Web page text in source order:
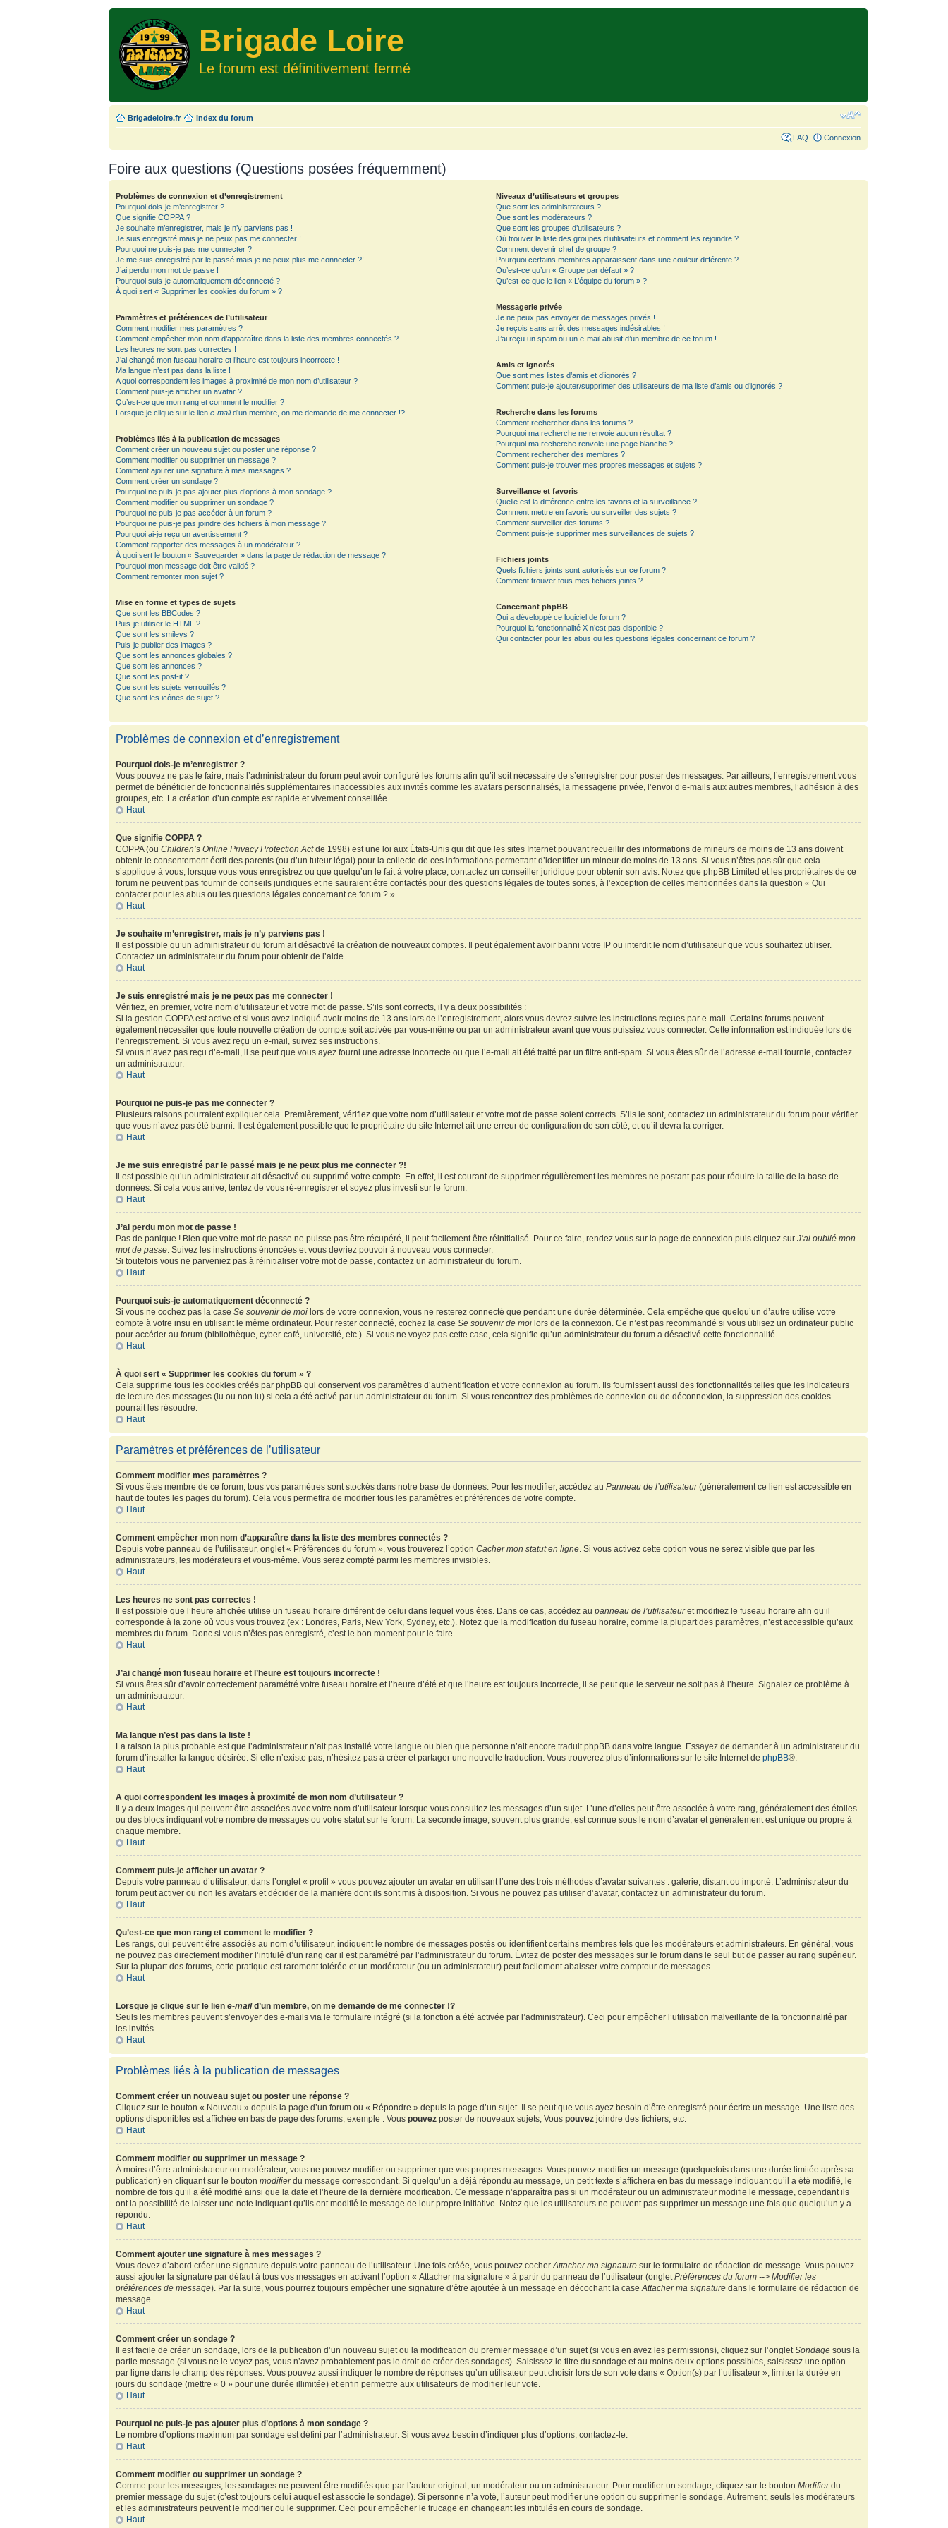
Brigade Loire
Le forum est définitivement fermé
Brigadeloire.fr Index du forum
FAQ Connexion
Foire aux questions (Questions posées fréquemment)
Problèmes de connexion et d’enregistrement
Pourquoi dois-je m’enregistrer ?
Que signifie COPPA ?
Je souhaite m’enregistrer, mais je n’y parviens pas !
Je suis enregistré mais je ne peux pas me connecter !
Pourquoi ne puis-je pas me connecter ?
Je me suis enregistré par le passé mais je ne peux plus me connecter ?!
J’ai perdu mon mot de passe !
Pourquoi suis-je automatiquement déconnecté ?
À quoi sert « Supprimer les cookies du forum » ?
Paramètres et préférences de l’utilisateur
Comment modifier mes paramètres ?
Comment empêcher mon nom d’apparaître dans la liste des membres connectés ?
Les heures ne sont pas correctes !
J’ai changé mon fuseau horaire et l’heure est toujours incorrecte !
Ma langue n’est pas dans la liste !
A quoi correspondent les images à proximité de mon nom d’utilisateur ?
Comment puis-je afficher un avatar ?
Qu’est-ce que mon rang et comment le modifier ?
Lorsque je clique sur le liene-maild’un membre, on me demande de me connecter !?
Problèmes liés à la publication de messages
Comment créer un nouveau sujet ou poster une réponse ?
Comment modifier ou supprimer un message ?
Comment ajouter une signature à mes messages ?
Comment créer un sondage ?
Pourquoi ne puis-je pas ajouter plus d’options à mon sondage ?
Comment modifier ou supprimer un sondage ?
Pourquoi ne puis-je pas accéder à un forum ?
Pourquoi ne puis-je pas joindre des fichiers à mon message ?
Pourquoi ai-je reçu un avertissement ?
Comment rapporter des messages à un modérateur ?
À quoi sert le bouton « Sauvegarder » dans la page de rédaction de message ?
Pourquoi mon message doit être validé ?
Comment remonter mon sujet ?
Mise en forme et types de sujets
Que sont les BBCodes ?
Puis-je utiliser le HTML ?
Que sont les smileys ?
Puis-je publier des images ?
Que sont les annonces globales ?
Que sont les annonces ?
Que sont les post-it ?
Que sont les sujets verrouillés ?
Que sont les icônes de sujet ?
Niveaux d’utilisateurs et groupes
Que sont les administrateurs ?
Que sont les modérateurs ?
Que sont les groupes d’utilisateurs ?
Où trouver la liste des groupes d’utilisateurs et comment les rejoindre ?
Comment devenir chef de groupe ?
Pourquoi certains membres apparaissent dans une couleur différente ?
Qu’est-ce qu’un « Groupe par défaut » ?
Qu’est-ce que le lien « L’équipe du forum » ?
Messagerie privée
Je ne peux pas envoyer de messages privés !
Je reçois sans arrêt des messages indésirables !
J’ai reçu un spam ou un e-mail abusif d’un membre de ce forum !
Amis et ignorés
Que sont mes listes d’amis et d’ignorés ?
Comment puis-je ajouter/supprimer des utilisateurs de ma liste d’amis ou d’ignorés ?
Recherche dans les forums
Comment rechercher dans les forums ?
Pourquoi ma recherche ne renvoie aucun résultat ?
Pourquoi ma recherche renvoie une page blanche ?!
Comment rechercher des membres ?
Comment puis-je trouver mes propres messages et sujets ?
Surveillance et favoris
Quelle est la différence entre les favoris et la surveillance ?
Comment mettre en favoris ou surveiller des sujets ?
Comment surveiller des forums ?
Comment puis-je supprimer mes surveillances de sujets ?
Fichiers joints
Quels fichiers joints sont autorisés sur ce forum ?
Comment trouver tous mes fichiers joints ?
Concernant phpBB
Qui a développé ce logiciel de forum ?
Pourquoi la fonctionnalité X n’est pas disponible ?
Qui contacter pour les abus ou les questions légales concernant ce forum ?
Problèmes de connexion et d’enregistrement
Pourquoi dois-je m’enregistrer ?
Vous pouvez ne pas le faire, mais l’administrateur du forum peut avoir configuré les forums afin qu’il soit nécessaire de s’enregistrer pour poster des messages. Par ailleurs, l’enregistrement vous
permet de bénéficier de fonctionnalités supplémentaires inaccessibles aux invités comme les avatars personnalisés, la messagerie privée, l’envoi d’e-mails aux autres membres, l’adhésion à des
groupes, etc. La création d’un compte est rapide et vivement conseillée.
Haut
Que signifie COPPA ?
COPPA (ouChildren’s Online Privacy Protection Actde 1998) est une loi aux États-Unis qui dit que les sites Internet pouvant recueillir des informations de mineurs de moins de 13 ans doivent
obtenir le consentement écrit des parents (ou d’un tuteur légal) pour la collecte de ces informations permettant d’identifier un mineur de moins de 13 ans. Si vous n’êtes pas sûr que cela
s’applique à vous, lorsque vous vous enregistrez ou que quelqu’un le fait à votre place, contactez un conseiller juridique pour obtenir son avis. Notez que phpBB Limited et les propriétaires de ce
forum ne peuvent pas fournir de conseils juridiques et ne sauraient être contactés pour des questions légales de toutes sortes, à l’exception de celles mentionnées dans la question « Qui
contacter pour les abus ou les questions légales concernant ce forum ? ».
Haut
Je souhaite m’enregistrer, mais je n’y parviens pas !
Il est possible qu’un administrateur du forum ait désactivé la création de nouveaux comptes. Il peut également avoir banni votre IP ou interdit le nom d’utilisateur que vous souhaitez utiliser.
Contactez un administrateur du forum pour obtenir de l’aide.
Haut
Je suis enregistré mais je ne peux pas me connecter !
Vérifiez, en premier, votre nom d’utilisateur et votre mot de passe. S’ils sont corrects, il y a deux possibilités :
Si la gestion COPPA est active et si vous avez indiqué avoir moins de 13 ans lors de l’enregistrement, alors vous devrez suivre les instructions reçues par e-mail. Certains forums peuvent
également nécessiter que toute nouvelle création de compte soit activée par vous-même ou par un administrateur avant que vous puissiez vous connecter. Cette information est indiquée lors de
l’enregistrement. Si vous avez reçu un e-mail, suivez ses instructions.
Si vous n’avez pas reçu d’e-mail, il se peut que vous ayez fourni une adresse incorrecte ou que l’e-mail ait été traité par un filtre anti-spam. Si vous êtes sûr de l’adresse e-mail fournie, contactez
un administrateur.
Haut
Pourquoi ne puis-je pas me connecter ?
Plusieurs raisons pourraient expliquer cela. Premièrement, vérifiez que votre nom d’utilisateur et votre mot de passe soient corrects. S’ils le sont, contactez un administrateur du forum pour vérifier
que vous n’avez pas été banni. Il est également possible que le propriétaire du site Internet ait une erreur de configuration de son côté, et qu’il devra la corriger.
Haut
Je me suis enregistré par le passé mais je ne peux plus me connecter ?!
Il est possible qu’un administrateur ait désactivé ou supprimé votre compte. En effet, il est courant de supprimer régulièrement les membres ne postant pas pour réduire la taille de la base de
données. Si cela vous arrive, tentez de vous ré-enregistrer et soyez plus investi sur le forum.
Haut
J’ai perdu mon mot de passe !
Pas de panique ! Bien que votre mot de passe ne puisse pas être récupéré, il peut facilement être réinitialisé. Pour ce faire, rendez vous sur la page de connexion puis cliquez surJ’ai oublié mon
mot de passe. Suivez les instructions énoncées et vous devriez pouvoir à nouveau vous connecter.
Si toutefois vous ne parveniez pas à réinitialiser votre mot de passe, contactez un administrateur du forum.
Haut
Pourquoi suis-je automatiquement déconnecté ?
Si vous ne cochez pas la caseSe souvenir de moi lors de votre connexion, vous ne resterez connecté que pendant une durée déterminée. Cela empêche que quelqu’un d’autre utilise votre
compte à votre insu en utilisant le même ordinateur. Pour rester connecté, cochez la caseSe souvenir de moi lors de la connexion. Ce n’est pas recommandé si vous utilisez un ordinateur public
pour accéder au forum (bibliothèque, cyber-café, université, etc.). Si vous ne voyez pas cette case, cela signifie qu’un administrateur du forum a désactivé cette fonctionnalité.
Haut
À quoi sert « Supprimer les cookies du forum » ?
Cela supprime tous les cookies créés par phpBB qui conservent vos paramètres d’authentification et votre connexion au forum. Ils fournissent aussi des fonctionnalités telles que les indicateurs
de lecture des messages (lu ou non lu) si cela a été activé par un administrateur du forum. Si vous rencontrez des problèmes de connexion ou de déconnexion, la suppression des cookies
pourrait les résoudre.
Haut
Paramètres et préférences de l’utilisateur
Comment modifier mes paramètres ?
Si vous êtes membre de ce forum, tous vos paramètres sont stockés dans notre base de données. Pour les modifier, accédez auPanneau de l’utilisateur(généralement ce lien est accessible en
haut de toutes les pages du forum). Cela vous permettra de modifier tous les paramètres et préférences de votre compte.
Haut
Comment empêcher mon nom d’apparaître dans la liste des membres connectés ?
Depuis votre panneau de l’utilisateur, onglet « Préférences du forum », vous trouverez l’optionCacher mon statut en ligne. Si vous activez cette option vous ne serez visible que par les
administrateurs, les modérateurs et vous-même. Vous serez compté parmi les membres invisibles.
Haut
Les heures ne sont pas correctes !
Il est possible que l’heure affichée utilise un fuseau horaire différent de celui dans lequel vous êtes. Dans ce cas, accédez aupanneau de l’utilisateuret modifiez le fuseau horaire afin qu’il
corresponde à la zone où vous vous trouvez (ex : Londres, Paris, New York, Sydney, etc.). Notez que la modification du fuseau horaire, comme la plupart des paramètres, n’est accessible qu’aux
membres du forum. Donc si vous n’êtes pas enregistré, c’est le bon moment pour le faire.
Haut
J’ai changé mon fuseau horaire et l’heure est toujours incorrecte !
Si vous êtes sûr d’avoir correctement paramétré votre fuseau horaire et l’heure d’été et que l’heure est toujours incorrecte, il se peut que le serveur ne soit pas à l’heure. Signalez ce problème à
un administrateur.
Haut
Ma langue n’est pas dans la liste !
La raison la plus probable est que l’administrateur n’ait pas installé votre langue ou bien que personne n’ait encore traduit phpBB dans votre langue. Essayez de demander à un administrateur du
forum d’installer la langue désirée. Si elle n’existe pas, n’hésitez pas à créer et partager une nouvelle traduction. Vous trouverez plus d’informations sur le site Internet dephpBB®.
Haut
A quoi correspondent les images à proximité de mon nom d’utilisateur ?
Il y a deux images qui peuvent être associées avec votre nom d’utilisateur lorsque vous consultez les messages d’un sujet. L’une d’elles peut être associée à votre rang, généralement des étoiles
ou des blocs indiquant votre nombre de messages ou votre statut sur le forum. La seconde image, souvent plus grande, est connue sous le nom d’avatar et généralement est unique ou propre à
chaque membre.
Haut
Comment puis-je afficher un avatar ?
Depuis votre panneau d’utilisateur, dans l’onglet « profil » vous pouvez ajouter un avatar en utilisant l’une des trois méthodes d’avatar suivantes : galerie, distant ou importé. L’administrateur du
forum peut activer ou non les avatars et décider de la manière dont ils sont mis à disposition. Si vous ne pouvez pas utiliser d’avatar, contactez un administrateur du forum.
Haut
Qu’est-ce que mon rang et comment le modifier ?
Les rangs, qui peuvent être associés au nom d’utilisateur, indiquent le nombre de messages postés ou identifient certains membres tels que les modérateurs et administrateurs. En général, vous
ne pouvez pas directement modifier l’intitulé d’un rang car il est paramétré par l’administrateur du forum. Évitez de poster des messages sur le forum dans le seul but de passer au rang supérieur.
Sur la plupart des forums, cette pratique est rarement tolérée et un modérateur (ou un administrateur) peut facilement abaisser votre compteur de messages.
Haut
Lorsque je clique sur le liene-maild’un membre, on me demande de me connecter !?
Seuls les membres peuvent s’envoyer des e-mails via le formulaire intégré (si la fonction a été activée par l’administrateur). Ceci pour empêcher l’utilisation malveillante de la fonctionnalité par
les invités.
Haut
Problèmes liés à la publication de messages
Comment créer un nouveau sujet ou poster une réponse ?
Cliquez sur le bouton « Nouveau » depuis la page d’un forum ou « Répondre » depuis la page d’un sujet. Il se peut que vous ayez besoin d’être enregistré pour écrire un message. Une liste des
options disponibles est affichée en bas de page des forums, exemple : Vouspouvez poster de nouveaux sujets, Vouspouvez joindre des fichiers, etc.
Haut
Comment modifier ou supprimer un message ?
À moins d’être administrateur ou modérateur, vous ne pouvez modifier ou supprimer que vos propres messages. Vous pouvez modifier un message (quelquefois dans une durée limitée après sa
publication) en cliquant sur le boutonmodifierdu message correspondant. Si quelqu’un a déjà répondu au message, un petit texte s’affichera en bas du message indiquant qu’il a été modifié, le
nombre de fois qu’il a été modifié ainsi que la date et l’heure de la dernière modification. Ce message n’apparaîtra pas si un modérateur ou un administrateur modifie le message, cependant ils
ont la possibilité de laisser une note indiquant qu’ils ont modifié le message de leur propre initiative. Notez que les utilisateurs ne peuvent pas supprimer un message une fois que quelqu’un y a
répondu.
Haut
Comment ajouter une signature à mes messages ?
Vous devez d’abord créer une signature depuis votre panneau de l’utilisateur. Une fois créée, vous pouvez cocherAttacher ma signature sur le formulaire de rédaction de message. Vous pouvez
aussi ajouter la signature par défaut à tous vos messages en activant l’option « Attacher ma signature » à partir du panneau de l’utilisateur (ongletPréférences du forum --> Modifier les
préférences de message). Par la suite, vous pourrez toujours empêcher une signature d’être ajoutée à un message en décochant la caseAttacher ma signature dans le formulaire de rédaction de
message.
Haut
Comment créer un sondage ?
Il est facile de créer un sondage, lors de la publication d’un nouveau sujet ou la modification du premier message d’un sujet (si vous en avez les permissions), cliquez sur l’ongletSondage sous la
partie message (si vous ne le voyez pas, vous n’avez probablement pas le droit de créer des sondages). Saisissez le titre du sondage et au moins deux options possibles, saisissez une option
par ligne dans le champ des réponses. Vous pouvez aussi indiquer le nombre de réponses qu’un utilisateur peut choisir lors de son vote dans « Option(s) par l’utilisateur », limiter la durée en
jours du sondage (mettre « 0 » pour une durée illimitée) et enfin permettre aux utilisateurs de modifier leur vote.
Haut
Pourquoi ne puis-je pas ajouter plus d’options à mon sondage ?
Le nombre d’options maximum par sondage est défini par l’administrateur. Si vous avez besoin d’indiquer plus d’options, contactez-le.
Haut
Comment modifier ou supprimer un sondage ?
Comme pour les messages, les sondages ne peuvent être modifiés que par l’auteur original, un modérateur ou un administrateur. Pour modifier un sondage, cliquez sur le boutonModifierdu
premier message du sujet (c’est toujours celui auquel est associé le sondage). Si personne n’a voté, l’auteur peut modifier une option ou supprimer le sondage. Autrement, seuls les modérateurs
et les administrateurs peuvent le modifier ou le supprimer. Ceci pour empêcher le trucage en changeant les intitulés en cours de sondage.
Haut